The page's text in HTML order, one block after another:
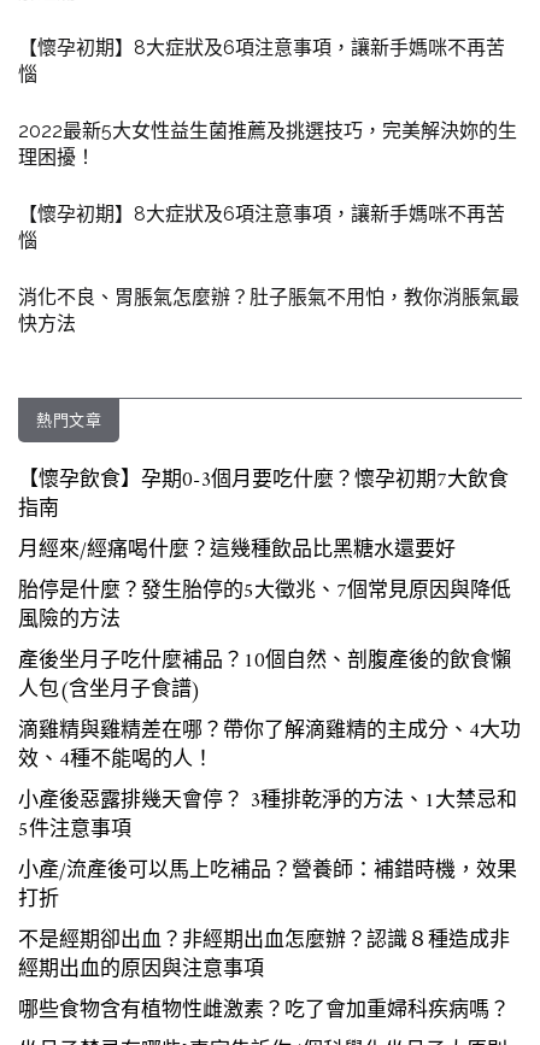
【懷孕初期】8大症狀及6項注意事項，讓新手媽咪不再苦
惱
2022最新5大女性益生菌推薦及挑選技巧，完美解決妳的生
理困擾！
【懷孕初期】8大症狀及6項注意事項，讓新手媽咪不再苦
惱
消化不良、胃脹氣怎麼辦？肚子脹氣不用怕，教你消脹氣最
快方法
熱門文章
【懷孕飲食】孕期0-3個月要吃什麼？懷孕初期7大飲食
指南
月經來/經痛喝什麼？這幾種飲品比黑糖水還要好
胎停是什麼？發生胎停的5大徵兆、7個常見原因與降低
風險的方法
產後坐月子吃什麼補品？10個自然、剖腹產後的飲食懶
人包(含坐月子食譜)
滴雞精與雞精差在哪？帶你了解滴雞精的主成分、4大功
效、4種不能喝的人！
小產後惡露排幾天會停？ 3種排乾淨的方法、1大禁忌和
5件注意事項
小產/流產後可以馬上吃補品？營養師：補錯時機，效果
打折
不是經期卻出血？非經期出血怎麼辦？認識８種造成非
經期出血的原因與注意事項
哪些食物含有植物性雌激素？吃了會加重婦科疾病嗎？